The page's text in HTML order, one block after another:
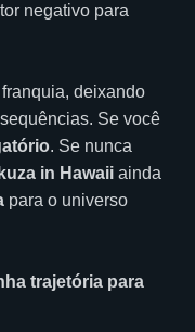
negativo para
deixando
Se você
. Se nunca
in Hawaii ainda
para o universo
trajetória para